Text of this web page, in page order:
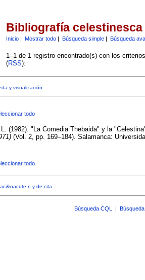
Bibliografía celestinesca
Inicio| Mostrar todo| Búsqueda simple| Búsqueda
1–1 de 1 registro encontrado(s) con los
(RSS):
y visualización
todo
L. (1982). "La Comedia Thebaida" y la
(Vol. 2, pp. 169–184). Salamanca:
todo
y de cita
Búsqueda CQL |